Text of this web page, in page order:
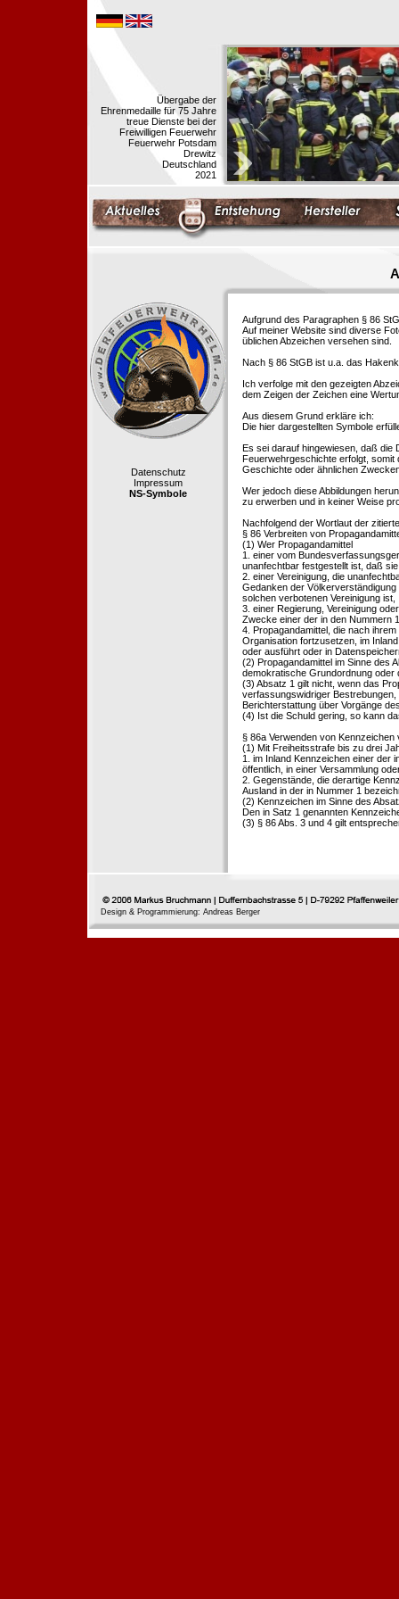
Übergabe der
Ehrenmedaille für 75 Jahre
treue Dienste bei der
Freiwilligen Feuerwehr
Feuerwehr Potsdam
Drewitz
Deutschland
2021
Datenschutz
Impressum
NS-Symbole
Aufgrund des Paragraphen § 86
Auf meiner Website sind diverse
üblichen Abzeichen versehen sind.
Nach § 86 StGB ist u.a. das
Ich verfolge mit den gezeigten
dem Zeigen der Zeichen eine
Aus diesem Grund erkläre ich:
Die hier dargestellten Symbole
Es sei darauf hingewiesen, daß die
Feuerwehrgeschichte erfolgt,
Geschichte oder ähnlichen
Wer jedoch diese Abbildungen
zu erwerben und in keiner Weise
Nachfolgend der Wortlaut der
§ 86 Verbreiten von
(1) Wer Propagandamittel
1. einer vom
unanfechtbar festgestellt ist, daß
2. einer Vereinigung, die
Gedanken der
solchen verbotenen Vereinigung ist,
3. einer Regierung, Vereinigung
Zwecke einer der in den Nummern
4. Propagandamittel, die nach
Organisation fortzusetzen, im
oder ausführt oder in
(2) Propagandamittel im Sinne des
demokratische Grundordnung oder
(3) Absatz 1 gilt nicht, wenn das
verfassungswidriger
Berichterstattung über Vorgänge
(4) Ist die Schuld gering, so kann
§ 86a Verwenden von
(1) Mit Freiheitsstrafe bis zu drei
1. im Inland Kennzeichen einer der
öffentlich, in einer Versammlung
2. Gegenstände, die derartige
Ausland in der in Nummer 1
(2) Kennzeichen im Sinne des
Den in Satz 1 genannten
(3) § 86 Abs. 3 und 4 gilt
Design & Programmierung: Andreas Berger